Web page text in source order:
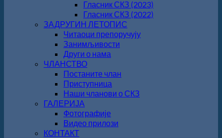
Гласник СКЗ (2023)
Гласник СКЗ (2022)
ЗАДРУГИН ЛЕТОПИС
Читаоци препоручују
Занимљивости
Други о нама
ЧЛАНСТВО
Постаните члан
Приступница
Наши чланови о СКЗ
ГАЛЕРИЈА
Фотографије
Видео прилози
КОНТАКТ